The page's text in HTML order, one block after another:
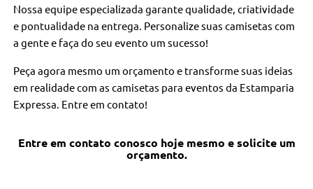
Nossa equipe especializada garante qualidade, criatividade
e pontualidade na entrega. Personalize suas camisetas com
a gente e faça do seu evento um sucesso!
Peça agora mesmo um orçamento e transforme suas ideias
em realidade com as camisetas para eventos da Estamparia
Expressa. Entre em contato!
Entre em contato conosco hoje mesmo e solicite um
orçamento.